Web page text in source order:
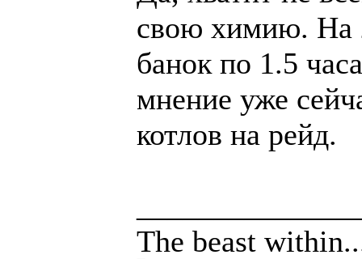
свою химию. На
банок по 1.5
мнение уже
котлов на рейд.
The beast